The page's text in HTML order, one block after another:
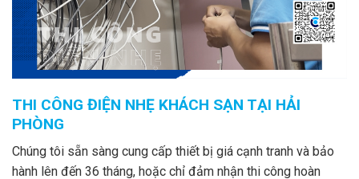
THI CÔNG ĐIỆN NHẸ KHÁCH SẠN TẠI HẢI
PHÒNG
Chúng tôi sẵn sàng cung cấp thiết bị giá cạnh tranh và bảo
hành lên đến 36 tháng, hoặc chỉ đảm nhận thi công hoàn